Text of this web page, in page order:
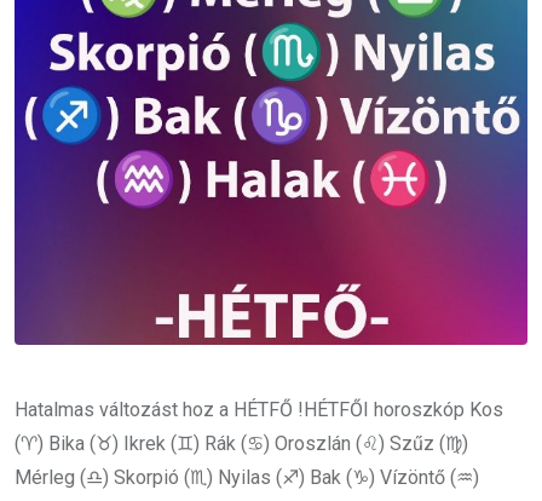
Hatalmas változást hoz a HÉTFŐ !HÉTFŐI horoszkóp Kos
(♈) Bika (♉) Ikrek (♊) Rák (♋) Oroszlán (♌) Szűz (♍)
Mérleg (♎) Skorpió (♏) Nyilas (♐) Bak (♑) Vízöntő (♒)